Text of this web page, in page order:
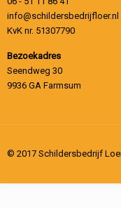
info@schildersbedrijfloer.nl
KvK nr. 51307790
Bezoekadres
Seendweg 30
9936 GA Farmsum
© 2017 Schildersbedrijf